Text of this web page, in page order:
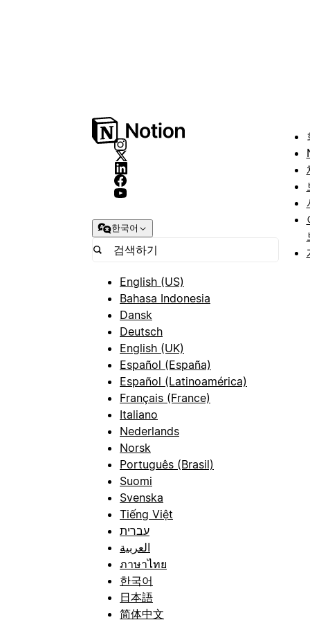
한국어
English (US)
Bahasa Indonesia
Dansk
Deutsch
English (UK)
Español (España)
Español (Latinoamérica)
Français (France)
Italiano
Nederlands
Norsk
Português (Brasil)
Suomi
Svenska
Tiếng Việt
עברית
العربية
ภาษาไทย
한국어
日本語
简体中文